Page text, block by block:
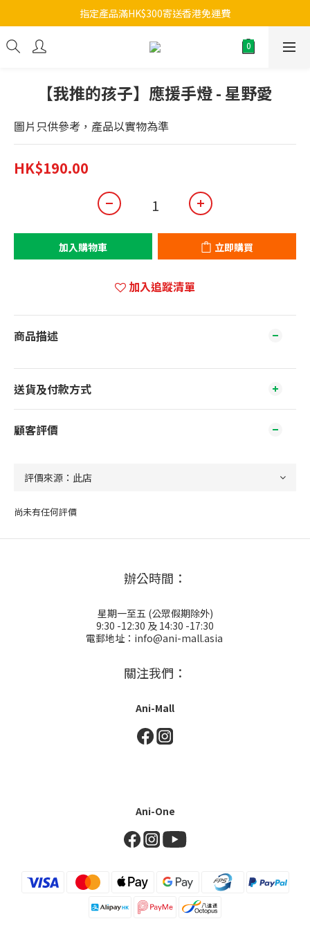
指定產品滿HK$300寄送香港免運費
【我推的孩子】應援手燈 - 星野愛
圖片只供參考，產品以實物為準
HK$190.00
加入購物車 立即購買
加入追蹤清單
商品描述
送貨及付款方式
顧客評價
尚未有任何評價
辦公時間：
星期一至五 (公眾假期除外)
9:30 -12:30 及 14:30 -17:30
電郵地址：info@ani-mall.asia
關注我們：
Ani-Mall
Ani-One